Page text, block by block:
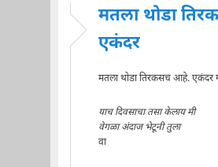
मतला थोडा
एकंदर
मतला थोडा तिरकसच आहे. एकंदर
याच दिवसाचा तसा केलाय मी
वेगळा अंदाज भेटूनी तुला
वा